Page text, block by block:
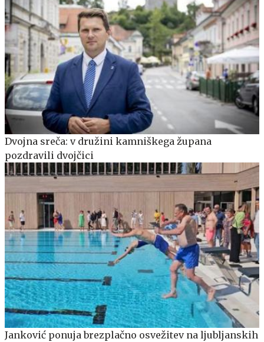
Dvojna sreča: v družini kamniškega župana
pozdravili dvojčici
Janković ponuja brezplačno osvežitev na ljubljanskih